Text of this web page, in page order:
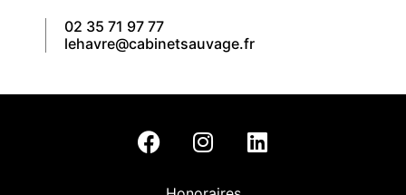
02 35 71 97 77
lehavre@cabinetsauvage.fr